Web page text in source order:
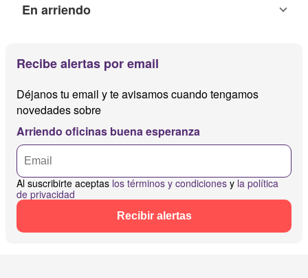
En arriendo
Recibe alertas por email
Déjanos tu email y te avisamos cuando tengamos
novedades sobre
Arriendo oficinas buena esperanza
Al suscribirte aceptas los términos y condiciones y la política
de privacidad
Recibir alertas